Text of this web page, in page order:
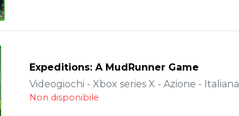
Expeditions: A MudRunner Game
Videogiochi - Xbox series X - Azione - Italiana
Non disponibile